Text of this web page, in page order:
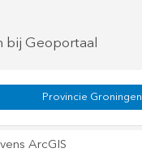
bij Geoportaal
Provincie Groningen
ArcGIS